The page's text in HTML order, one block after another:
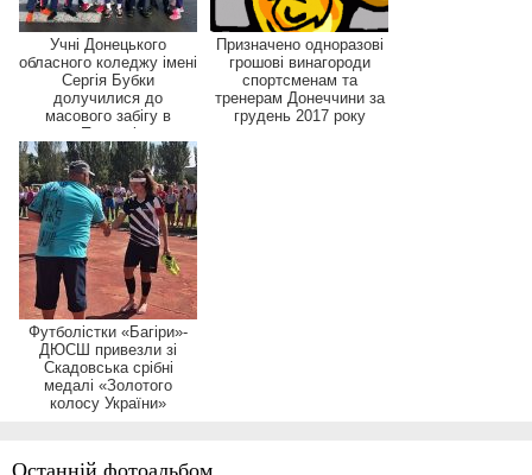
Останній фотоальбом
Учні Донецького
обласного коледжу імені
Сергія Бубки
долучилися до
масового забігу в
Полтаві
Призначено одноразові
грошові винагороди
спортсменам та
тренерам Донеччини за
грудень 2017 року
Футболістки «Багіри»-
ДЮСШ привезли зі
Скадовська срібні
медалі «Золотого
колосу України»